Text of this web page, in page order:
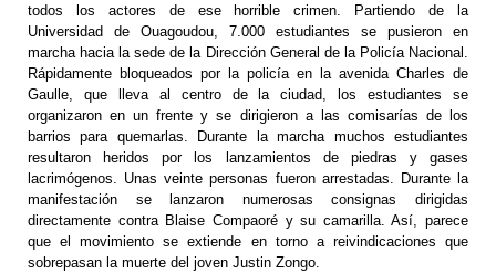
todos los actores de ese horrible crimen. Partiendo de la
Universidad de Ouagoudou, 7.000 estudiantes se pusieron en
marcha hacia la sede de la Dirección General de la Policía Nacional.
Rápidamente bloqueados por la policía en la avenida Charles de
Gaulle, que lleva al centro de la ciudad, los estudiantes se
organizaron en un frente y se dirigieron a las comisarías de los
barrios para quemarlas. Durante la marcha muchos estudiantes
resultaron heridos por los lanzamientos de piedras y gases
lacrimógenos. Unas veinte personas fueron arrestadas. Durante la
manifestación se lanzaron numerosas consignas dirigidas
directamente contra Blaise Compaoré y su camarilla. Así, parece
que el movimiento se extiende en torno a reivindicaciones que
sobrepasan la muerte del joven Justin Zongo.